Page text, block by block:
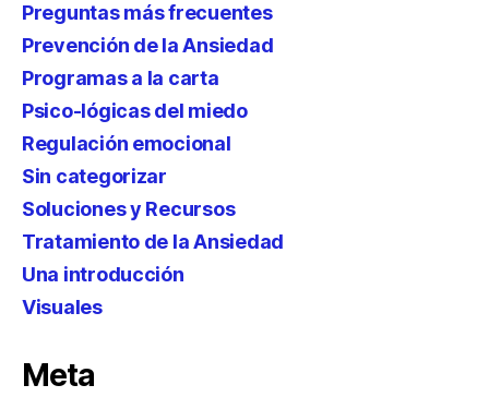
Preguntas más frecuentes
Prevención de la Ansiedad
Programas a la carta
Psico-lógicas del miedo
Regulación emocional
Sin categorizar
Soluciones y Recursos
Tratamiento de la Ansiedad
Una introducción
Visuales
Meta